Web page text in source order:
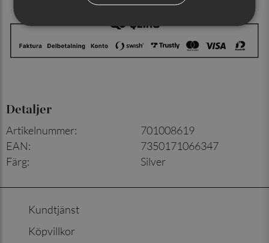
Detaljer
Artikelnummer:
701008619
EAN:
7350171066347
Färg: Silver
Kundtjänst
Köpvillkor